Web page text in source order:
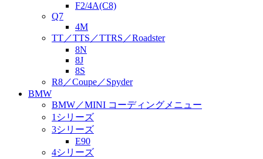
F2/4A(C8)
Q7
4M
TT／TTS／TTRS／Roadster
8N
8J
8S
R8／Coupe／Spyder
BMW
BMW／MINI コーディングメニュー
1シリーズ
3シリーズ
E90
4シリーズ